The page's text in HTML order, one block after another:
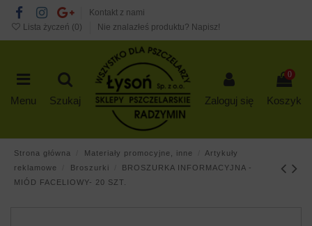
Kontakt z nami
Lista życzeń (0) Nie znalazłeś produktu? Napisz!
Menu Szukaj Zaloguj się
0
Koszyk
Strona główna Materiały promocyjne, inne
Artykuły
reklamowe
Broszurki
BROSZURKA INFORMACYJNA -
MIÓD FACELIOWY- 20 SZT.